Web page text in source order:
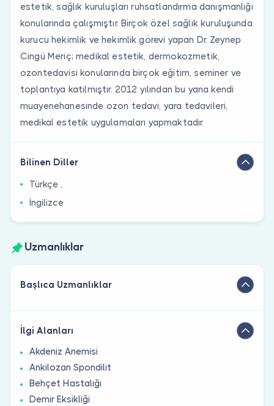
estetik, sağlık kuruluşları ruhsatlandırma danışmanlığı
konularında çalışmıştır. Birçok özel sağlık kuruluşunda
kurucu hekimlik ve hekimlik görevi yapan Dr. Zeynep
Cingü Meriç; medikal estetik, dermokozmetik,
ozontedavisi konularında birçok eğitim, seminer ve
toplantıya katılmıştır. 2012 yılından bu yana kendi
muayenehanesinde ozon tedavi, yara tedavileri,
medikal estetik uygulamaları yapmaktadır.
Bilinen Diller
Türkçe ,
İngilizce
Uzmanlıklar
Başlıca Uzmanlıklar
İlgi Alanları
Akdeniz Anemisi
Ankilozan Spondilit
Behçet Hastalığı
Demir Eksikliği